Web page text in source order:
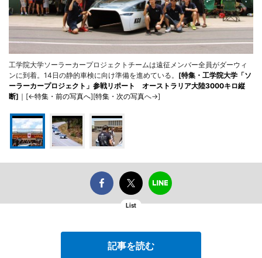
工学院大学ソーラーカープロジェクトチームは遠征メンバー全員がダーウィ
ンに到着。14日の静的車検に向け準備を進めている。 [特集・工学院大学「ソ
ーラーカープロジェクト」参戦リポート オーストラリア大陸3000キロ縦
断] ｜[←特集・前の写真へ][特集・次の写真へ→]
List
記事を読む